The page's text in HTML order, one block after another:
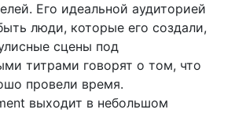
Его идеальной аудиторией
люди, которые его создали,
сцены под
титрами говорят о том, что
провели время.
выходит в небольшом